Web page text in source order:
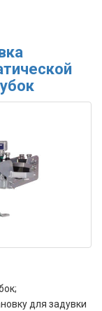
для задувки